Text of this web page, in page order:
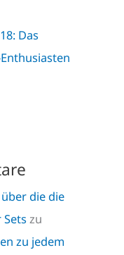
Das
die die
Sets zu
zu jedem